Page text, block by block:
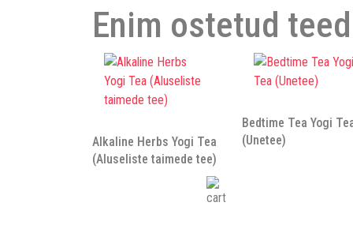
Enim ostetud teed
Alkaline Herbs Yogi Tea
(Aluseliste taimede tee)
Bedtime Tea Yogi
(Unetee)